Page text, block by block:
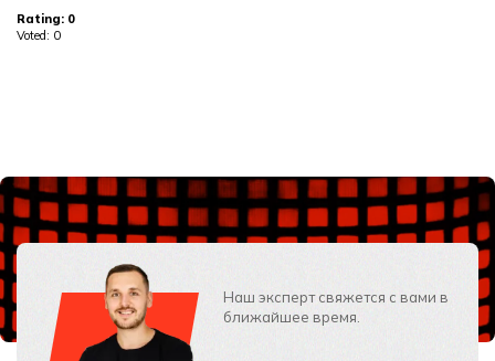
Rating: 0
Voted: 0
Наш эксперт свяжется с вами в
ближайшее время.